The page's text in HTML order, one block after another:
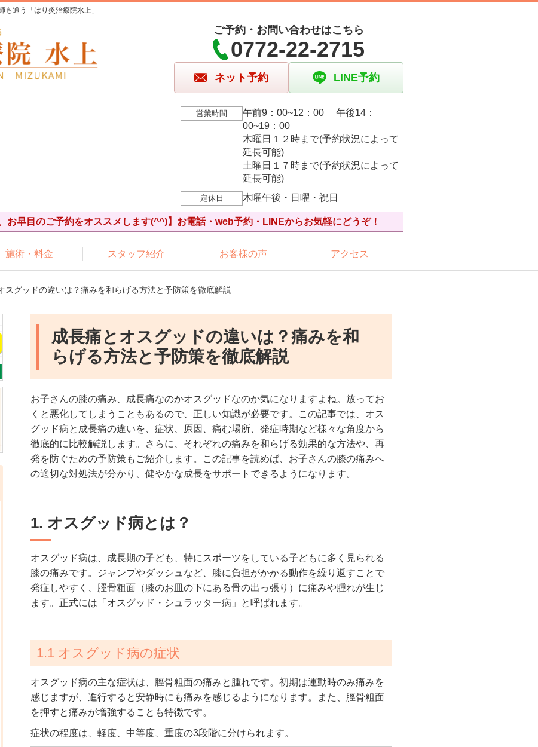
通う「はり灸治療院水上」
ご予約・お問い合わせはこちら
0772-22-2715
ネット予約 LINE予約
営業時間
午前9：00~12：00 午後14：
00~19：00
木曜日１２時まで(予約状況によって
延長可能)
土曜日１７時まで(予約状況によって
延長可能)
定休日 木曜午後・日曜・祝日
お早目のご予約をオススメします(^^)】お電話・web予約・LINEからお気軽にどうぞ！
施術・料金 スタッフ紹介 お客様の声 アクセス
スグッドの違いは？痛みを和らげる方法と予防策を徹底解説
成長痛とオスグッドの違いは？痛みを和
らげる方法と予防策を徹底解説
お子さんの膝の痛み、成長痛なのかオスグッドなのか気になりますよね。放ってお
くと悪化してしまうこともあるので、正しい知識が必要です。この記事では、オス
グッド病と成長痛の違いを、症状、原因、痛む場所、発症時期など様々な角度から
徹底的に比較解説します。さらに、それぞれの痛みを和らげる効果的な方法や、再
発を防ぐための予防策もご紹介します。この記事を読めば、お子さんの膝の痛みへ
の適切な対処法が分かり、健やかな成長をサポートできるようになります。
1. オスグッド病とは？
オスグッド病は、成長期の子ども、特にスポーツをしている子どもに多く見られる
膝の痛みです。ジャンプやダッシュなど、膝に負担がかかる動作を繰り返すことで
発症しやすく、脛骨粗面（膝のお皿の下にある骨の出っ張り）に痛みや腫れが生じ
ます。正式には「オスグッド・シュラッター病」と呼ばれます。
1.1 オスグッド病の症状
オスグッド病の主な症状は、脛骨粗面の痛みと腫れです。初期は運動時のみ痛みを
感じますが、進行すると安静時にも痛みを感じるようになります。また、脛骨粗面
を押すと痛みが増強することも特徴です。
症状の程度は、軽度、中等度、重度の3段階に分けられます。